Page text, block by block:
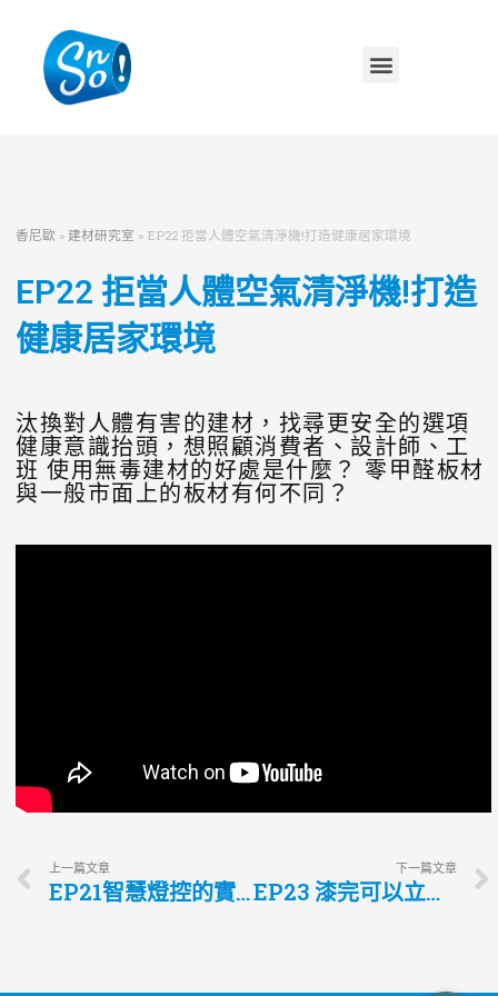
香尼歐 » 建材研究室 » EP22 拒當人體空氣清淨機!打造健康居家環境
EP22 拒當人體空氣清淨機!打造
健康居家環境
汰換對人體有害的建材，找尋更安全的選項
健康意識抬頭，想照顧消費者、設計師、工
班 使用無毒建材的好處是什麼？ 零甲醛板材
與一般市面上的板材有何不同？
上一篇文章
EP21智慧燈控的實境規劃與安裝Q&A
下一篇文章
EP23 漆完可以立刻入住的超夢幻淨化系塗料